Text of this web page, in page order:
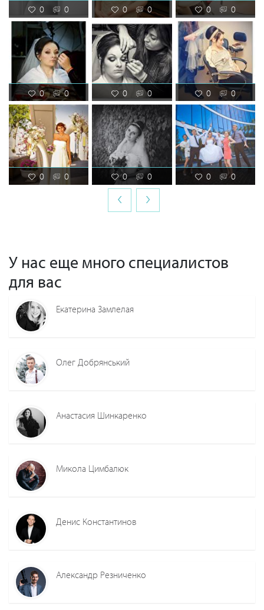
0 0 0 0 0 0
0 0 0 0 0 0
0 0 0 0 0 0
‹ ›
У нас еще много специалистов
для вас
Екатерина Замлелая
Олег Добрянський
Анастасия Шинкаренко
Микола Цимбалюк
Денис Константинов
Александр Резниченко